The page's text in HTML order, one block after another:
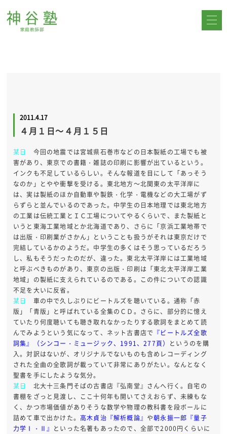
2011.4.17
４月１日～４月１５日
某日
今回の地震では宮城県石巻市などの日本製紙の工場でも被
害があり、東京での書籍・雑誌の印刷に影響が出ているという。
インクも不足しているらしい。そんな報道を目にして「あっそう
なのか」とやや衝撃を受ける。東北地方～北関東の太平洋岸に
は、実は製紙のほか自動車や製鉄・化学・電機などの大工場がず
らずらと並んでいるのであった。中学生の日本地理では東北地方
の工業は伝統工業とＩＣ工場についてやるくらいで、また製紙と
いうと東海工業地域とか北海道であり、さらに「京浜工業地帯で
は出版・印刷業がさかん」ということも扱うがそれは東京だけで
完結しているかのようだ。中学生の多くはそう思っているだろう
し、私もそうだったのだが、違った。東北太平洋岸には工業地域
と呼ぶべきものがあり、東京の出版・印刷は「東北太平洋岸工業
地域」の製紙に支えられているのである。この件についての認識
不足を大いに反省。
某日
車の中で久しぶりにビートルズを聴いている。通称「赤
版」「青版」と呼ばれている全集のＣＤ。さらに、部分的に憶え
ていたり何度聴いても聴き取れなかったりする歌詞をまとめて読
んでみようという気になって、ネット古書店で 『ビートルズ全歌
詞集』（シンコー・ミュージック、1991、277頁） というのを購
入。対訳はないが、オリジナルでないものも含めレコーディング
された全曲の全歌詞が載っていて非常にありがたい。なんとなく
聖書を手にしたような気分。
某日
北大十三条門そばの古書店『弘南堂』さんへ行く。自宅の
書棚をざっと見渡し、ここ十何年も開いてさえおらず、未練もな
く、かつ市場価値がありそうな数学や物理の教科書を段ボールに
詰めて車で出かけた。高木貞治『解析概論』 や朝永振一郎『量子
力学Ⅰ・Ⅱ』 といった名著もあったので、全部で2000円くらいに